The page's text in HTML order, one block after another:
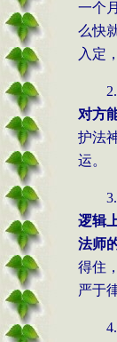
一个
么快
入定
2.
对方
护法
运。
3.
逻辑
法师
得住
严于
4.